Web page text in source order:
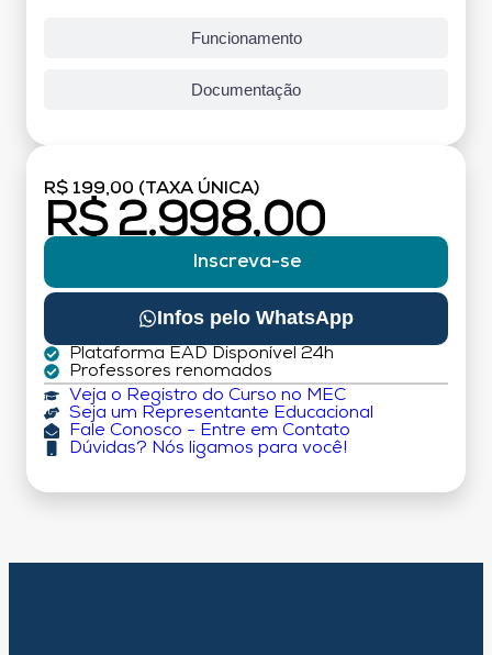
Funcionamento
Documentação
R$ 199,00 (TAXA ÚNICA)
R$ 2.998,00
Inscreva-se
Infos pelo WhatsApp
Plataforma EAD Disponível 24h
Professores renomados
Veja o Registro do Curso no MEC
Seja um Representante Educacional
Fale Conosco - Entre em Contato
Dúvidas? Nós ligamos para você!